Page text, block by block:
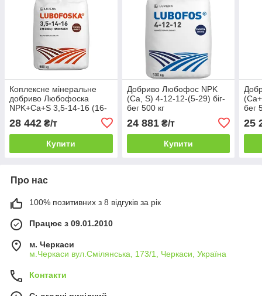
Коплексне мінеральне
добриво Любофоска
NPK+Ca+S 3,5-14-16 (16-
28 442 ₴/т
Купити
Добриво Любофос NPK
(Ca, S) 4-12-12-(5-29) біг-
бег 500 кг
24 881₴/т
Купити
бег
25
Про нас
100% позитивних з 8 відгуків за рік
Працює з 09.01.2010
м. Черкаси
м.Черкаси вул.Смілянська, 173/1, Черкаси, Україна
Контакти